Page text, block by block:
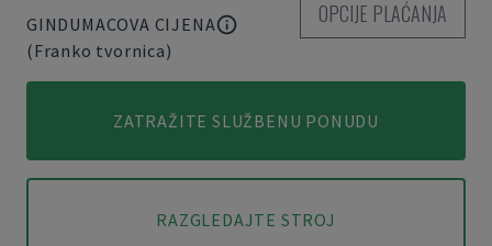
GINDUMACOVA CIJENA
(Franko tvornica)
OPCIJE PLAĆANJA
ZATRAŽITE SLUŽBENU PONUDU
RAZGLEDAJTE STROJ